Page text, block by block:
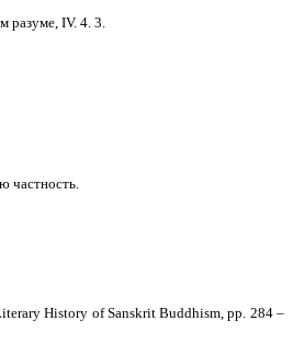
разуме, IV. 4. 3.
частность.
History of Sanskrit Buddhism, pp. 284 –